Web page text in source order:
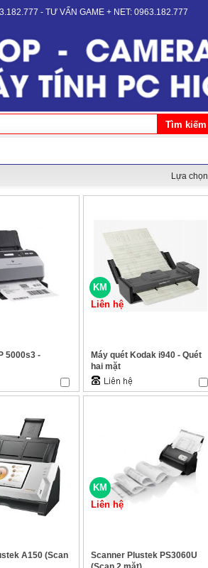
- TƯ VẤN GAME + NET: 0963.182.777
Lựa chọn
5000s3 -
KM
Liên hệ
Máy quét Kodak i940 - Quét
hai mặt
A150 (Scan
KM
Liên hệ
Scanner Plustek PS3060U